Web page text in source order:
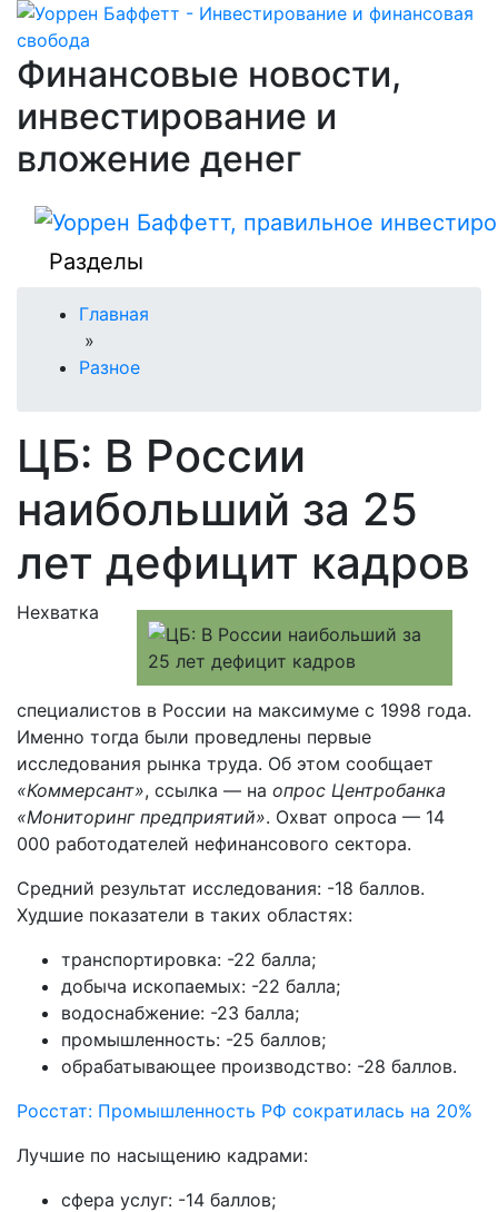
Финансовые новости,
инвестирование и
вложение денег
Разделы
Главная
»
Разное
ЦБ: В России
наибольший за 25
лет дефицит кадров
Нехватка
специалистов в России на максимуме с 1998 года.
Именно тогда были проведлены первые
исследования рынка труда. Об этом сообщает
«Коммерсант», ссылка — на опрос Центробанка
«Мониторинг предприятий». Охват опроса — 14
000 работодателей нефинансового сектора.
Средний результат исследования: -18 баллов.
Худшие показатели в таких областях:
транспортировка: -22 балла;
добыча ископаемых: -22 балла;
водоснабжение: -23 балла;
промышленность: -25 баллов;
обрабатывающее производство: -28 баллов.
Росстат: Промышленность РФ сократилась на 20%
Лучшие по насыщению кадрами:
сфера услуг: -14 баллов;